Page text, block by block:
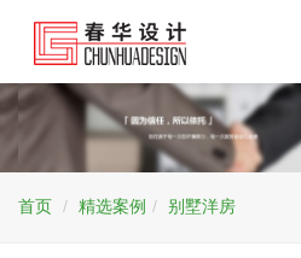
首页 精选案例 别墅洋房